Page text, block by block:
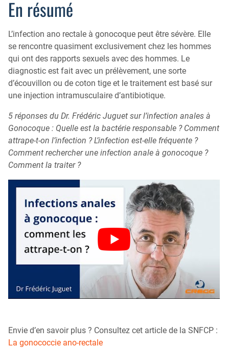
En résumé
L’infection ano rectale à gonocoque peut être sévère. Elle
se rencontre quasiment exclusivement chez les hommes
qui ont des rapports sexuels avec des hommes. Le
diagnostic est fait avec un prélèvement, une sorte
d’écouvillon ou de coton tige et le traitement est basé sur
une injection intramusculaire d’antibiotique.
5 réponses du Dr. Frédéric Juguet sur l’infection anales à
Gonocoque : Quelle est la bactérie responsable ? Comment
attrape-t-on l’infection ? L’infection est-elle fréquente ?
Comment rechercher une infection anale à gonocoque ?
Comment la traiter ?
Envie d’en savoir plus ? Consultez cet article de la SNFCP :
La gonococcie ano-rectale